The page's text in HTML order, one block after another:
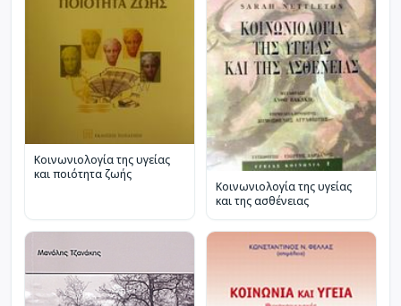
Κοινωνιολογία της υγείας
και ποιότητα ζωής
Κοινωνιολογία της υγείας
και της ασθένειας